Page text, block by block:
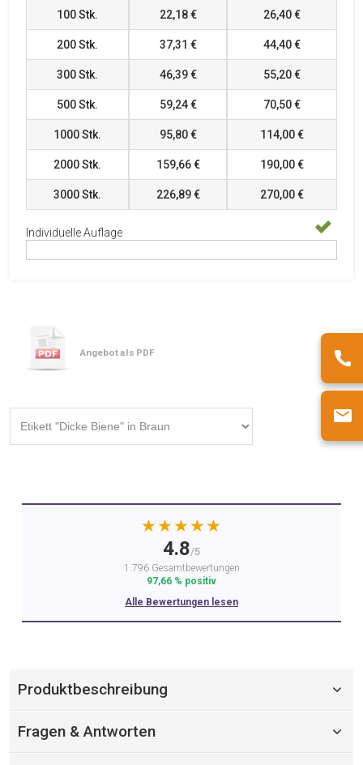
100Stk. 22,18 € 26,40 €
200Stk. 37,31 € 44,40 €
300Stk. 46,39 € 55,20 €
500Stk. 59,24 € 70,50 €
1000Stk. 95,80 € 114,00 €
2000Stk. 159,66 € 190,00 €
3000Stk. 226,89 € 270,00 €
Individuelle Auflage
Angebot als PDF
★★★★★
4.8/5
1.796 Gesamtbewertungen
97,66 % positiv
Alle Bewertungen lesen
Produktbeschreibung
Fragen & Antworten